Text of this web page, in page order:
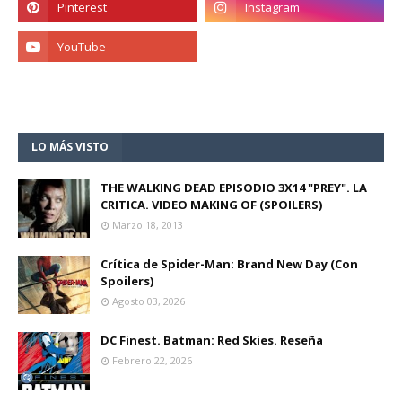
LO MÁS VISTO
THE WALKING DEAD EPISODIO 3X14 "PREY". LA
CRITICA. VIDEO MAKING OF (SPOILERS)
Marzo 18, 2013
Crítica de Spider-Man: Brand New Day (Con
Spoilers)
Agosto 03, 2026
DC Finest. Batman: Red Skies. Reseña
Febrero 22, 2026